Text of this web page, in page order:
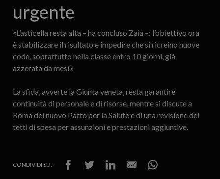
urgente
«L’asticella resta alta – ha concluso Zaia –: l’obiettivo ora
è stabilizzare il risultato e impedire che si ricreino nuove
code, soprattutto nella classe entro 10 giorni, già
azzerata da mesi.»
La sfida, avverte la Giunta veneta, resta garantire
continuità di personale e di risorse, mentre si discute a
Roma del nuovo Patto per la Salute e di una revisione dei
tetti di spesa per assunzioni e prestazioni aggiuntive.
CONDIVIDI SU: